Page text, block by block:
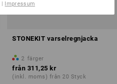
STONEKIT varselregnjacka
2 färger
från 311,25 kr
(inkl. moms) från 20 Styck
| Impressum